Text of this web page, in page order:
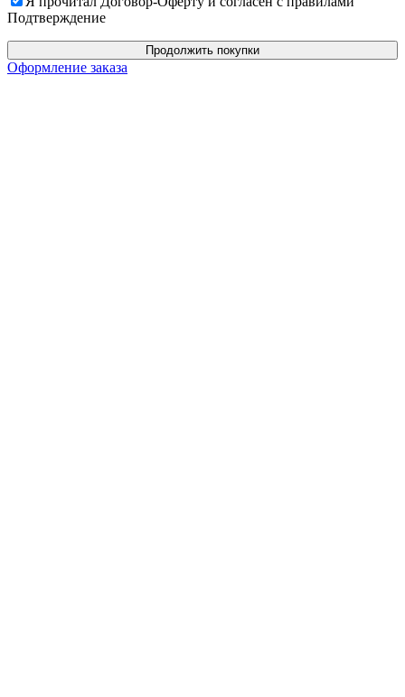
Подтверждение
Продолжить покупки
Оформление заказа